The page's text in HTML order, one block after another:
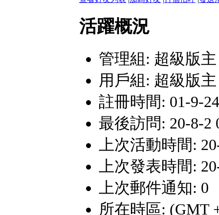
活躍概況
管理組: 超級版主
用戶組: 超級版主
註冊時間: 01-9-
最後訪問: 20-8-2
上次活動時間:
上次發表時間:
上次郵件通知: 0
所在時區: (GMT